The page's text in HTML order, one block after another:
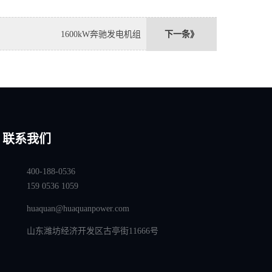
下一条》
1600kW奔驰发电机组
联系我们
400-188-0536
159 0536 1059
huaquan@huaquanpower.com
山东潍坊经济开发区古亭街11666号